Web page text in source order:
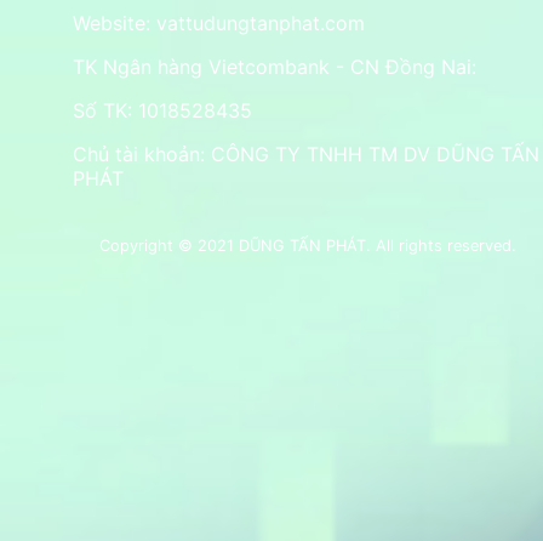
Website: vattudungtanphat.com
TK Ngân hàng Vietcombank - CN Đồng Nai:
Số TK: 1018528435
Chủ tài khoản: CÔNG TY TNHH TM DV DŨNG TẤN
PHÁT
Copyright © 2021 DŨNG TẤN PHÁT. All rights reserved.